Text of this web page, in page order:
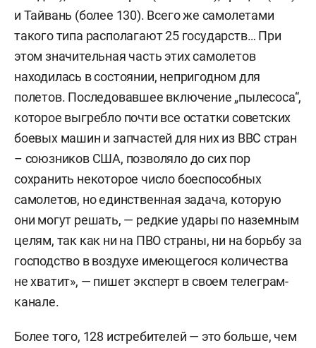
и Тайвань (более 130). Всего же самолетами
такого типа располагают 25 государств… При
этом значительная часть этих самолетов
находилась в состоянии, непригодном для
полетов. Последовавшее включение „пылесоса“,
которое выгребло почти все остатки советских
боевых машин и запчастей для них из ВВС стран
– союзников США, позволяло до сих пор
сохранить некоторое число боеспособных
самолетов, но единственная задача, которую
они могут решать, — редкие удары по наземным
целям, так как ни на ПВО страны, ни на борьбу за
господство в воздухе имеющегося количества
не хватит», — пишет эксперт в своем телеграм-
канале.
Более того, 128 истребителей — это больше, чем